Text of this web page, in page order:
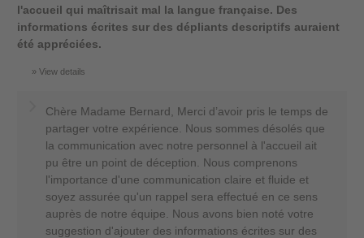
l'accueil qui maîtrisait mal la langue française. Des
informations écrites sur des dépliants descriptifs auraient
été appréciées.
View details
Chère Madame Bernard, Merci d’avoir pris le temps de
partager votre expérience. Nous sommes désolés que
la communication avec notre personnel à l'accueil ait
pu être un point de déception. Nous comprenons
l'importance d'une communication claire et fluide et
soyez assurée qu'un rappel sera effectué en ce sens
auprès de notre équipe. Nous avons bien noté votre
suggestion d'ajouter des informations écrites sur des